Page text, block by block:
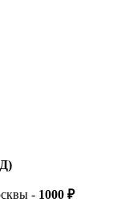
- 1000 ₽